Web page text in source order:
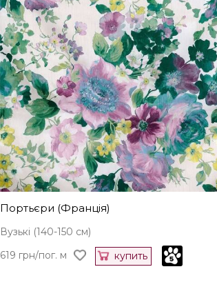
Портьєри (Франція)
Вузькі (140-150 см)
619 грн/пог. м
купить